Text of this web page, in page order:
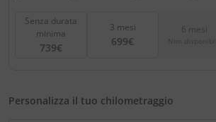
Senza durata
minima
739€
3 mesi
699€
6 mesi
Non
Personalizza il tuo chilometraggio